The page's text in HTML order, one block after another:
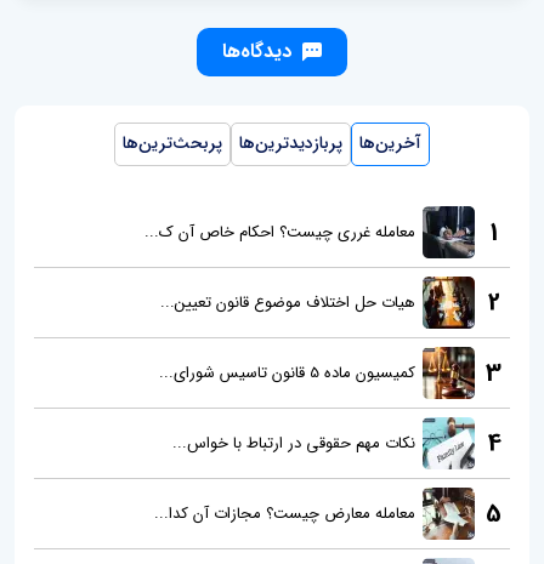
دیدگاه‌ها
آخرین‌ها پربازدیدترین‌ها پربحث‌ترین‌ها
1 معامله غرری چیست؟ احکام خاص آن ک...
2 هیات حل اختلاف موضوع قانون تعیین...
3 کمیسیون ماده 5 قانون تاسیس شورای...
4 نکات مهم حقوقی در ارتباط با خواس...
5 معامله معارض چیست؟ مجازات آن کدا...